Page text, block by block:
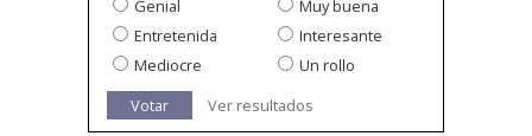
Genial
Muy buena
Entretenida
Interesante
Mediocre
Un rollo
Votar
Ver resultados